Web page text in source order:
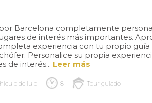
Barcelona completamente
de interés más importantes.
experiencia con tu propio guía
Personalice su propia
de interés... Leer más
de lujo 8 Tour guiado